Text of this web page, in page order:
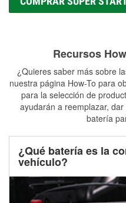
Recursos
¿Quieres saber más sobre
nuestra página How-To para
para la selección de
ayudarán a reemplazar,
batería
¿Qué batería es la
vehículo?